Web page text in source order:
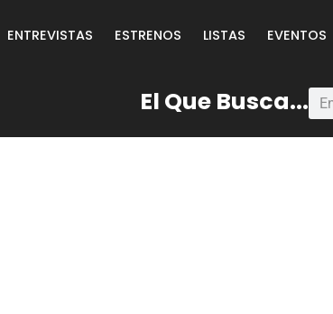
ENTREVISTAS ESTRENOS LISTAS EVENTOS
El Que Busca...